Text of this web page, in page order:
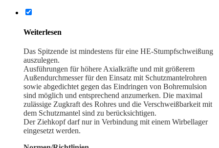
Weiter­lesen
Das Spitzende ist mindestens für eine HE-Stumpf­schweißung
auszulegen.
Ausfüh­rungen für höhere Axial­kräfte und mit größerem
Außen­durch­messer für den Einsatz mit Schutz­man­tel­rohren
sowie abgedichtet gegen das Eindringen von Bohremulsion
sind möglich und entspre­chend anzumerken. Die maximal
zulässige Zugkraft des Rohres und die Verschweiß­barkeit mit
dem Schutz­mantel sind zu berücksichtigen.
Der Ziehkopf darf nur in Verbindung mit einem Wirbel­lager
einge­setzt werden.